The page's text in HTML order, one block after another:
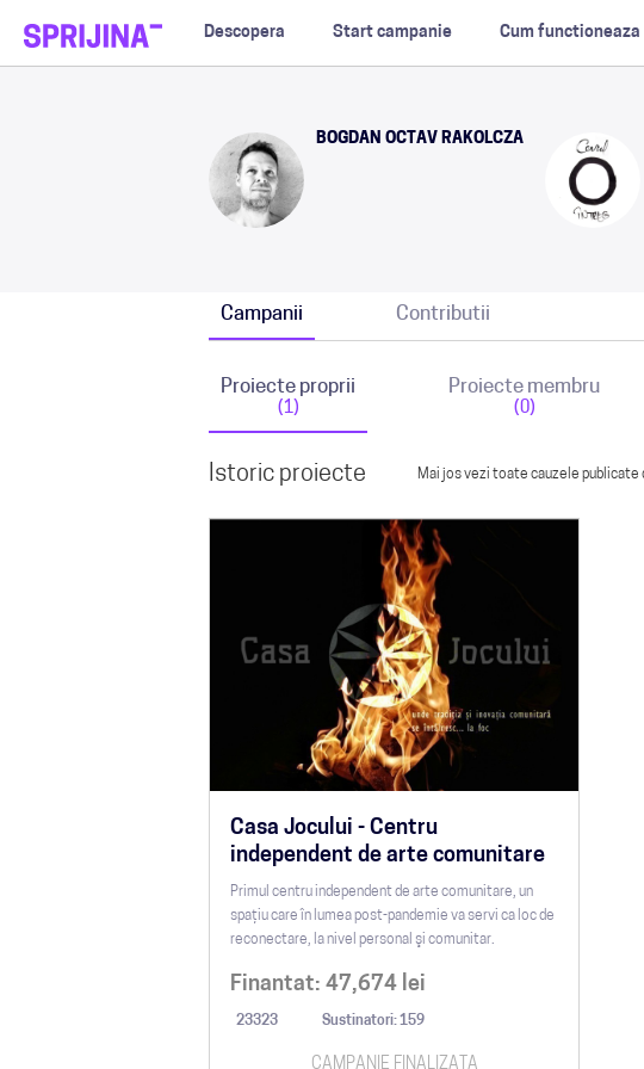
Descopera Start campanie Cum functioneaza
BOGDAN OCTAV RAKOLCZA
Campanii Contributii
Proiecte proprii
(1)
Proiecte membru
(0)
Istoric proiecte Mai jos vezi toate cauzele publicate
CAMPANIE FINALIZATA
Casa Jocului - Centru
independent de arte comunitare
Primul centru independent de arte comunitare, un
spaţiu care în lumea post-pandemie va servi ca loc de
reconectare, la nivel personal şi comunitar.
Finantat: 47,674 lei
23323 Sustinatori: 159